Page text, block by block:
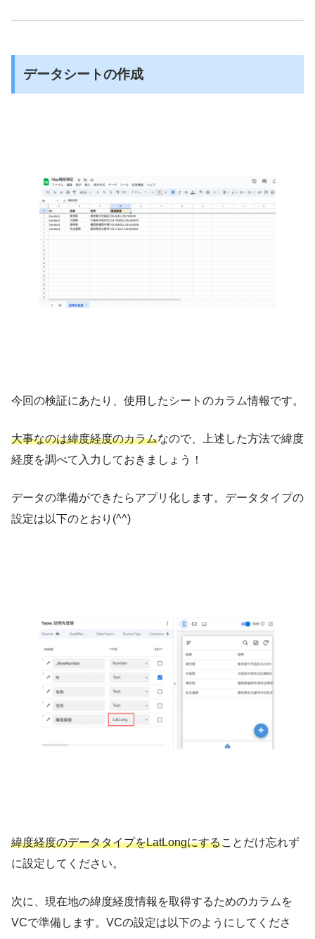
データシートの作成
今回の検証にあたり、使用したシートのカラム情報です。
大事なのは緯度経度のカラムなので、上述した方法で緯度
経度を調べて入力しておきましょう！
データの準備ができたらアプリ化します。データタイプの
設定は以下のとおり(^^)
緯度経度のデータタイプをLatLongにすることだけ忘れず
に設定してください。
次に、現在地の緯度経度情報を取得するためのカラムを
VCで準備します。VCの設定は以下のようにしてくださ